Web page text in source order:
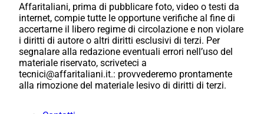
Affaritaliani, prima di pubblicare foto, video o testi da
internet, compie tutte le opportune verifiche al fine di
accertarne il libero regime di circolazione e non violare
i diritti di autore o altri diritti esclusivi di terzi. Per
segnalare alla redazione eventuali errori nell’uso del
materiale riservato, scriveteci a
tecnici@affaritaliani.it.: provvederemo prontamente
alla rimozione del materiale lesivo di diritti di terzi.